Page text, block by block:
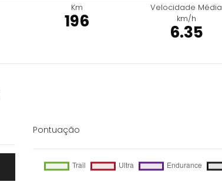
Km
196
Velocidade Média
km/h
6.35
Pontuação